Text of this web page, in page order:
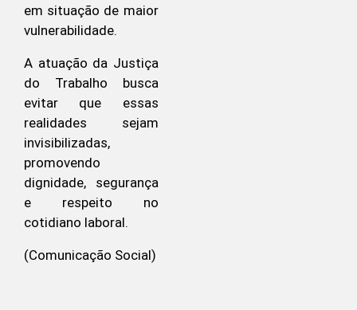
em situação de maior
vulnerabilidade.
A atuação da Justiça
do Trabalho busca
evitar que essas
realidades sejam
invisibilizadas,
promovendo
dignidade, segurança
e respeito no
cotidiano laboral.
(Comunicação Social)